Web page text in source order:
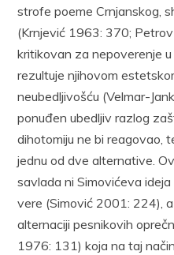
strofe poeme Crnjanskog,
(Krnjević 1963: 370;
kritikovan za nepoverenje
rezultuje njihovom
neubedljivošću (Velmar-
ponuđen ubedljiv razlog
dihotomiju ne bi reagovao,
jednu od dve alternative.
savlada ni Simovićeva
vere (Simović 2001: 224),
alternaciji pesnikovih
1976: 131) koja na taj